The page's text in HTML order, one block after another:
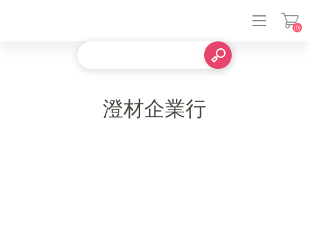
(0)
澄材企業行